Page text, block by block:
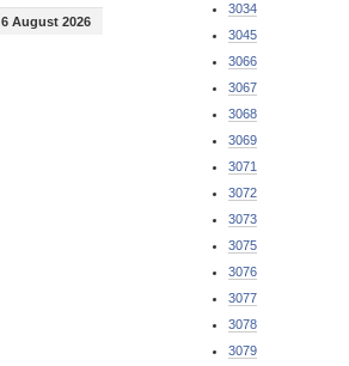
6 August 2026
3034
3045
3066
3067
3068
3069
3071
3072
3073
3075
3076
3077
3078
3079